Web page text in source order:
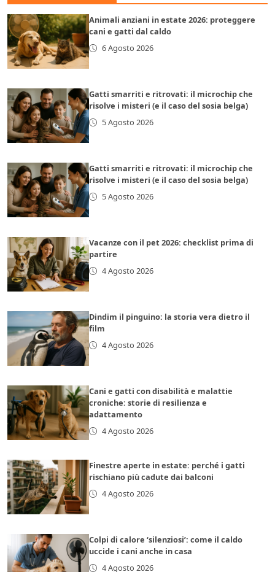
Animali anziani in estate 2026: proteggere
cani e gatti dal caldo
6 Agosto 2026
Gatti smarriti e ritrovati: il microchip che
risolve i misteri (e il caso del sosia belga)
5 Agosto 2026
Gatti smarriti e ritrovati: il microchip che
risolve i misteri (e il caso del sosia belga)
5 Agosto 2026
Vacanze con il pet 2026: checklist prima di
partire
4 Agosto 2026
Dindim il pinguino: la storia vera dietro il
film
4 Agosto 2026
Cani e gatti con disabilità e malattie
croniche: storie di resilienza e
adattamento
4 Agosto 2026
Finestre aperte in estate: perché i gatti
rischiano più cadute dai balconi
4 Agosto 2026
Colpi di calore ‘silenziosi’: come il caldo
uccide i cani anche in casa
4 Agosto 2026